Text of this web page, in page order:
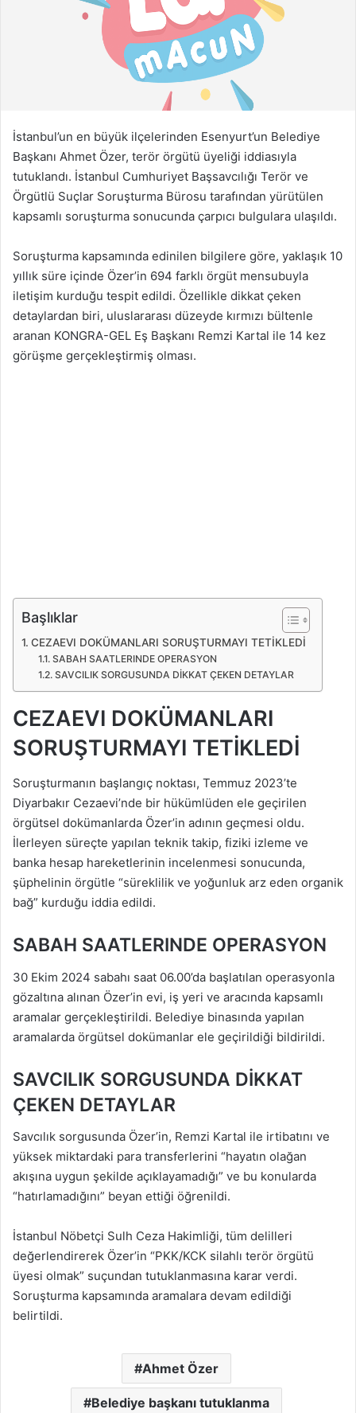
g
ö
m
e
k
İstanbul’un en büyük ilçelerinden Esenyurt’un Belediye
Başkanı Ahmet Özer, terör örgütü üyeliği iddiasıyla
tutuklandı. İstanbul Cumhuriyet Başsavcılığı Terör ve
Örgütlü Suçlar Soruşturma Bürosu tarafından yürütülen
kapsamlı soruşturma sonucunda çarpıcı bulgulara ulaşıldı.
Soruşturma kapsamında edinilen bilgilere göre, yaklaşık 10
yıllık süre içinde Özer’in 694 farklı örgüt mensubuyla
iletişim kurduğu tespit edildi. Özellikle dikkat çeken
detaylardan biri, uluslararası düzeyde kırmızı bültenle
aranan KONGRA-GEL Eş Başkanı Remzi Kartal ile 14 kez
görüşme gerçekleştirmiş olması.
Başlıklar
CEZAEVI DOKÜMANLARI SORUŞTURMAYI TETİKLEDİ
SABAH SAATLERINDE OPERASYON
SAVCILIK SORGUSUNDA DİKKAT ÇEKEN DETAYLAR
CEZAEVI DOKÜMANLARI
SORUŞTURMAYI TETİKLEDİ
Soruşturmanın başlangıç noktası, Temmuz 2023’te
Diyarbakır Cezaevi’nde bir hükümlüden ele geçirilen
örgütsel dokümanlarda Özer’in adının geçmesi oldu.
İlerleyen süreçte yapılan teknik takip, fiziki izleme ve
banka hesap hareketlerinin incelenmesi sonucunda,
şüphelinin örgütle “süreklilik ve yoğunluk arz eden organik
bağ” kurduğu iddia edildi.
SABAH SAATLERINDE OPERASYON
30 Ekim 2024 sabahı saat 06.00’da başlatılan operasyonla
gözaltına alınan Özer’in evi, iş yeri ve aracında kapsamlı
aramalar gerçekleştirildi. Belediye binasında yapılan
aramalarda örgütsel dokümanlar ele geçirildiği bildirildi.
SAVCILIK SORGUSUNDA DİKKAT
ÇEKEN DETAYLAR
Savcılık sorgusunda Özer’in, Remzi Kartal ile irtibatını ve
yüksek miktardaki para transferlerini “hayatın olağan
akışına uygun şekilde açıklayamadığı” ve bu konularda
“hatırlamadığını” beyan ettiği öğrenildi.
İstanbul Nöbetçi Sulh Ceza Hakimliği, tüm delilleri
değerlendirerek Özer’in “PKK/KCK silahlı terör örgütü
üyesi olmak” suçundan tutuklanmasına karar verdi.
Soruşturma kapsamında aramalara devam edildiği
belirtildi.
Ahmet Özer
Belediye başkanı tutuklanma